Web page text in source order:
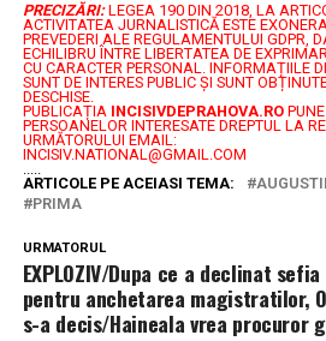
PRECIZĂRI: LEGEA 190 DIN 2018, LA
ACTIVITATEA JURNALISTICĂ ESTE
PREVEDERI ALE REGULAMENTULUI GDPR,
ECHILIBRU ÎNTRE LIBERTATEA DE
CU CARACTER PERSONAL. INFORMAȚIILE
SUNT DE INTERES PUBLIC ȘI SUNT
DESCHISE.
PUBLICAȚIA INCISIVDEPRAHOVA.RO
PERSOANELOR INTERESATE DREPTUL LA
URMĂTORULUI EMAIL:
INCISIV.NATIONAL@GMAIL.COM
.....
ARTICOLE PE ACEIASI TEMA:
PRIMA
URMATORUL
EXPLOZIV/Dupa ce a declinat
pentru anchetarea magistratilor,
s-a decis/Haineala vrea procuror